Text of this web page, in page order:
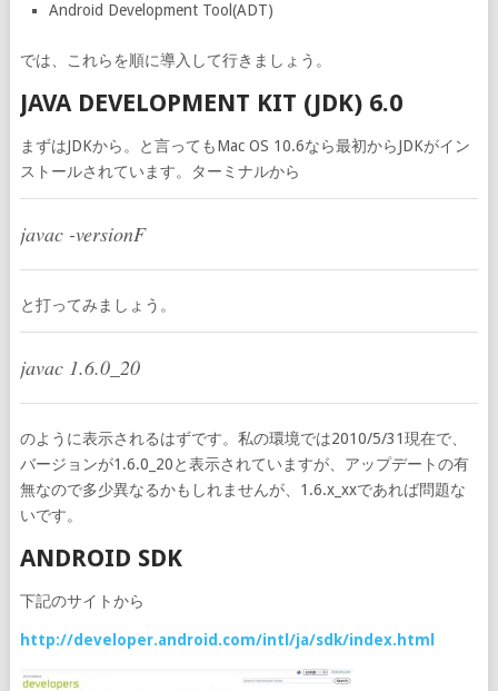
Android Development Tool(ADT)
では、これらを順に導入して行きましょう。
JAVA DEVELOPMENT KIT (JDK) 6.0
まずはJDKから。と言ってもMac OS 10.6なら最初からJDKがイン
ストールされています。ターミナルから
javac -versionF
と打ってみましょう。
javac 1.6.0_20
のように表示されるはずです。私の環境では2010/5/31現在で、
バージョンが1.6.0_20と表示されていますが、アップデートの有
無なので多少異なるかもしれませんが、1.6.x_xxであれば問題な
いです。
ANDROID SDK
下記のサイトから
http://developer.android.com/intl/ja/sdk/index.html